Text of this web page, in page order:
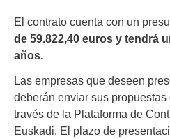
El contrato cuenta con un
de 59.822,40 euros y tendrá
años.
Las empresas que deseen
deberán enviar sus
través de la Plataforma de
Euskadi. El plazo de